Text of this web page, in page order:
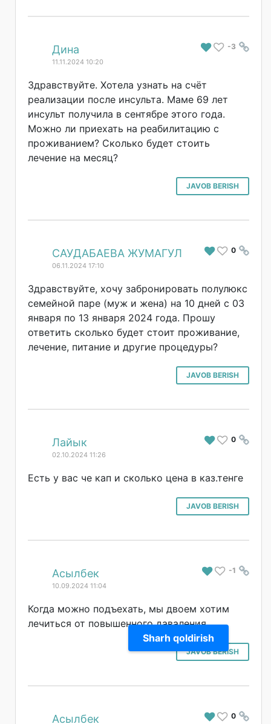
Sharh qoldirish
# -3
Дина
11.11.2024 10:20
Здравствуйте. Хотела узнать на счёт
реализации после инсульта. Маме 69 лет
инсульт получила в сентябре этого года.
Можно ли приехать на реабилитацию с
проживанием? Сколько будет стоить
лечение на месяц?
JAVOB BERISH
# 0
САУДАБАЕВА ЖУМАГУЛ
06.11.2024 17:10
Здравствуйте, хочу забронировать полулюкс
семейной паре (муж и жена) на 10 дней с 03
января по 13 января 2024 года. Прошу
ответить сколько будет стоит проживание,
лечение, питание и другие процедуры?
JAVOB BERISH
# 0
Лайык
02.10.2024 11:26
Есть у вас че кап и сколько цена в каз.тенге
JAVOB BERISH
# -1
Асылбек
10.09.2024 11:04
Когда можно подъехать, мы двоем хотим
лечиться от повышенного даваления
JAVOB BERISH
# 0
Асылбек